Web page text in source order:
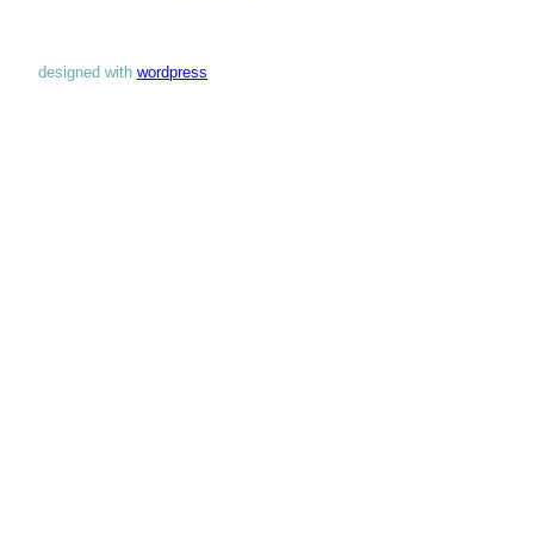
designed with wordpress